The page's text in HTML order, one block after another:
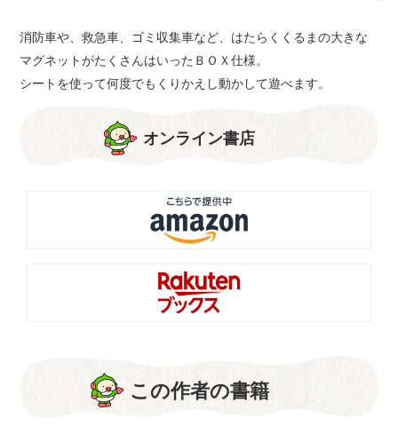
消防車や、救急車、ゴミ収集車など、はたらくくるまの大きな
マグネットがたくさんはいったＢＯＸ仕様。
シートを使って何度でもくりかえし動かして遊べます。
オンライン書店
この作者の書籍